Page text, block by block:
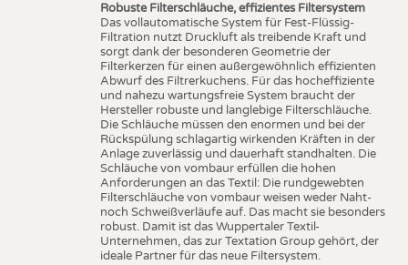
Robuste Filterschläuche, effizientes Filtersystem
Das vollautomatische System für Fest-Flüssig-
Filtration nutzt Druckluft als treibende Kraft und
sorgt dank der besonderen Geometrie der
Filterkerzen für einen außergewöhnlich effizienten
Abwurf des Filtrerkuchens. Für das hocheffiziente
und nahezu wartungsfreie System braucht der
Hersteller robuste und langlebige Filterschläuche.
Die Schläuche müssen den enormen und bei der
Rückspülung schlagartig wirkenden Kräften in der
Anlage zuverlässig und dauerhaft standhalten. Die
Schläuche von vombaur erfüllen die hohen
Anforderungen an das Textil: Die rundgewebten
Filterschläuche von vombaur weisen weder Naht-
noch Schweißverläufe auf. Das macht sie besonders
robust. Damit ist das Wuppertaler Textil-
Unternehmen, das zur Textation Group gehört, der
ideale Partner für das neue Filtersystem.